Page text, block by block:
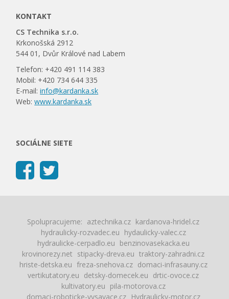
KONTAKT
CS Technika s.r.o.
Krkonošská 2912
544 01, Dvůr Králové nad Labem
Telefon: +420 491 114 383
Mobil: +420 734 644 335
E-mail:info@kardanka.sk
Web:www.kardanka.sk
SOCIÁLNE SIETE
Spolupracujeme: aztechnika.cz kardanova-hridel.cz
hydraulicky-rozvadec.eu hydaulicky-valec.cz
hydraulicke-cerpadlo.eu benzinovasekacka.eu
krovinorezy.net stipacky-dreva.eu traktory-zahradni.cz
hriste-detska.eu freza-snehova.cz domaci-infrasauny.cz
vertikutatory.eu detsky-domecek.eu drtic-ovoce.cz
kultivatory.eu pila-motorova.cz
domaci-roboticke-vysavace.cz
Hydraulicky-motor.cz